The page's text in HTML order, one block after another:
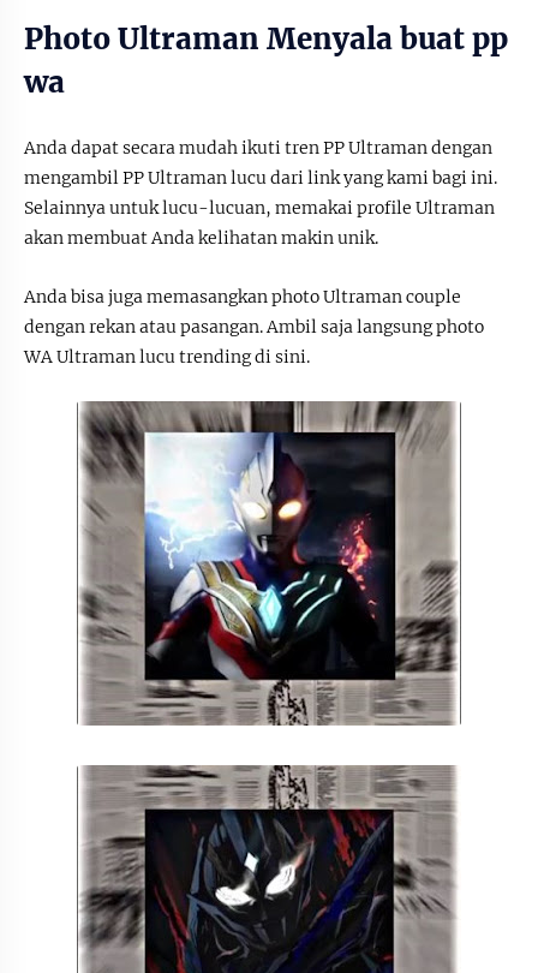
Photo Ultraman Menyala buat pp
wa
Anda dapat secara mudah ikuti tren PP Ultraman dengan
mengambil PP Ultraman lucu dari link yang kami bagi ini.
Selainnya untuk lucu-lucuan, memakai profile Ultraman
akan membuat Anda kelihatan makin unik.
Anda bisa juga memasangkan photo Ultraman couple
dengan rekan atau pasangan. Ambil saja langsung photo
WA Ultraman lucu trending di sini.